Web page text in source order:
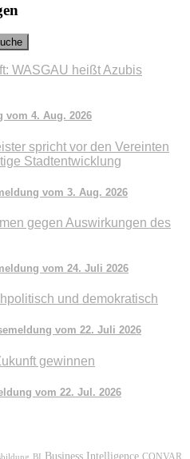
WASGAU heißt Azubis
vom 4. Aug. 2026
spricht vor den Vereinten
Stadtentwicklung
vom 3. Aug. 2026
gegen Auswirkungen des
vom 24. Juli 2026
und demokratisch
vom 22. Juli 2026
gewinnen
vom 22. Jul. 2026
BI Business Intelligence CONVAR